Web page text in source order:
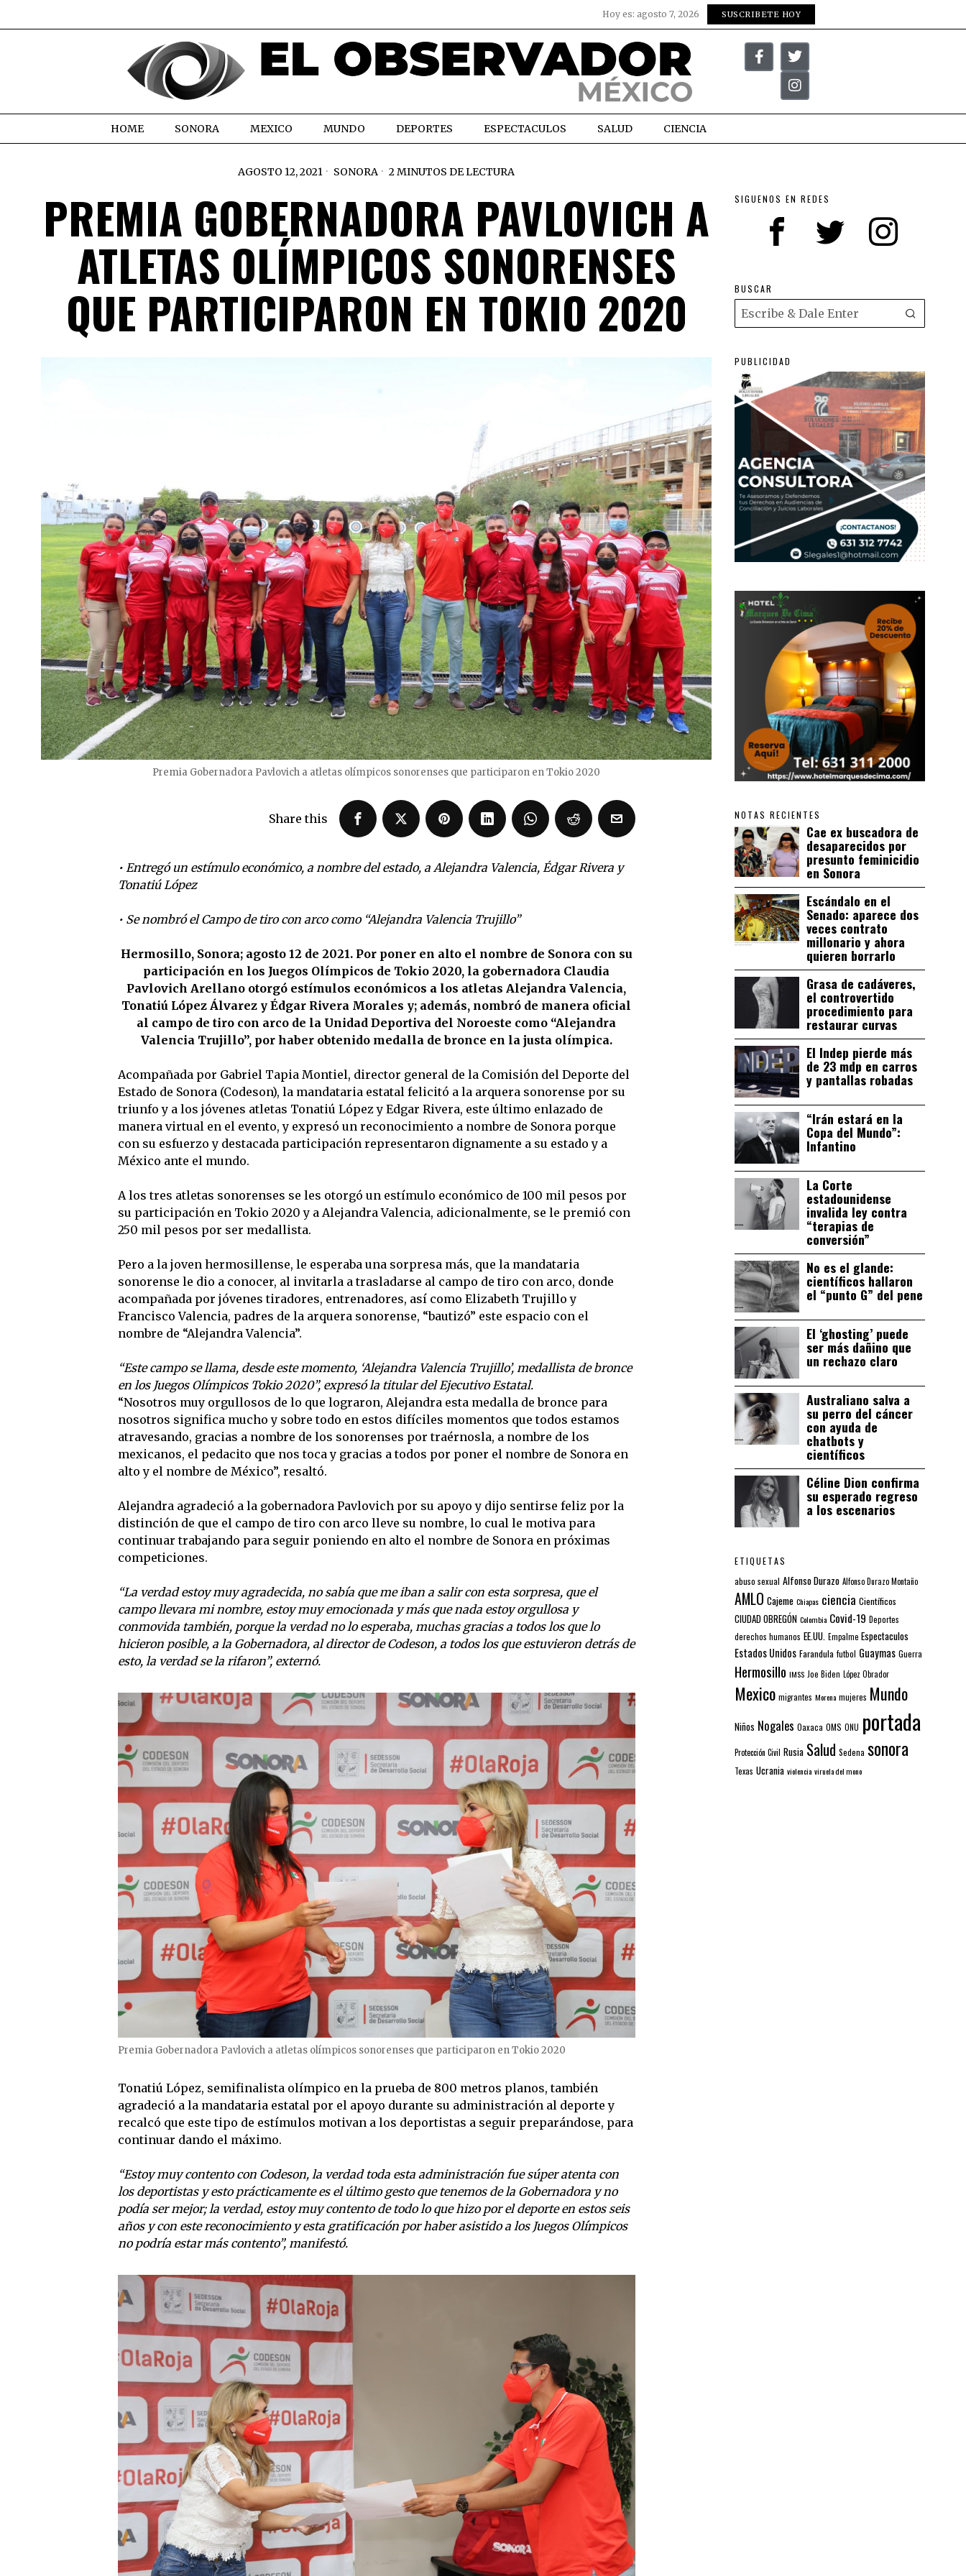
Hoy es: agosto 7, 2026 SUSCRIBETE HOY
HOME SONORA MEXICO MUNDO DEPORTES ESPECTACULOS SALUD CIENCIA
AGOSTO 12, 2021 SONORA 2 MINUTOS DE LECTURA
PREMIA GOBERNADORA PAVLOVICH A
ATLETAS OLÍMPICOS SONORENSES
QUE PARTICIPARON EN TOKIO 2020
Premia Gobernadora Pavlovich a atletas olímpicos sonorenses que participaron en Tokio 2020
Share this
• Entregó un estímulo económico, a nombre del estado, a Alejandra Valencia, Édgar Rivera y
Tonatiú López
• Se nombró el Campo de tiro con arco como “Alejandra Valencia Trujillo”
Hermosillo, Sonora; agosto 12 de 2021. Por poner en alto el nombre de Sonora con su
participación en los Juegos Olímpicos de Tokio 2020, la gobernadora Claudia
Pavlovich Arellano otorgó estímulos económicos a los atletas Alejandra Valencia,
Tonatiú López Álvarez y Édgar Rivera Morales y; además, nombró de manera oficial
al campo de tiro con arco de la Unidad Deportiva del Noroeste como “Alejandra
Valencia Trujillo”, por haber obtenido medalla de bronce en la justa olímpica.
Acompañada por Gabriel Tapia Montiel, director general de la Comisión del Deporte del
Estado de Sonora (Codeson), la mandataria estatal felicitó a la arquera sonorense por su
triunfo y a los jóvenes atletas Tonatiú López y Edgar Rivera, este último enlazado de
manera virtual en el evento, y expresó un reconocimiento a nombre de Sonora porque
con su esfuerzo y destacada participación representaron dignamente a su estado y a
México ante el mundo.
A los tres atletas sonorenses se les otorgó un estímulo económico de 100 mil pesos por
su participación en Tokio 2020 y a Alejandra Valencia, adicionalmente, se le premió con
250 mil pesos por ser medallista.
Pero a la joven hermosillense, le esperaba una sorpresa más, que la mandataria
sonorense le dio a conocer, al invitarla a trasladarse al campo de tiro con arco, donde
acompañada por jóvenes tiradores, entrenadores, así como Elizabeth Trujillo y
Francisco Valencia, padres de la arquera sonorense, “bautizó” este espacio con el
nombre de “Alejandra Valencia”.
“Este campo se llama, desde este momento, ‘Alejandra Valencia Trujillo’, medallista de bronce
en los Juegos Olímpicos Tokio 2020”, expresó la titular del Ejecutivo Estatal.
“Nosotros muy orgullosos de lo que lograron, Alejandra esta medalla de bronce para
nosotros significa mucho y sobre todo en estos difíciles momentos que todos estamos
atravesando, gracias a nombre de los sonorenses por traérnosla, a nombre de los
mexicanos, el pedacito que nos toca y gracias a todos por poner el nombre de Sonora en
alto y el nombre de México”, resaltó.
Alejandra agradeció a la gobernadora Pavlovich por su apoyo y dijo sentirse feliz por la
distinción de que el campo de tiro con arco lleve su nombre, lo cual le motiva para
continuar trabajando para seguir poniendo en alto el nombre de Sonora en próximas
competiciones.
“La verdad estoy muy agradecida, no sabía que me iban a salir con esta sorpresa, que el
campo llevara mi nombre, estoy muy emocionada y más que nada estoy orgullosa y
conmovida también, porque la verdad no lo esperaba, muchas gracias a todos los que lo
hicieron posible, a la Gobernadora, al director de Codeson, a todos los que estuvieron detrás de
esto, la verdad se la rifaron”, externó.
Premia Gobernadora Pavlovich a atletas olímpicos sonorenses que participaron en Tokio 2020
Tonatiú López, semifinalista olímpico en la prueba de 800 metros planos, también
agradeció a la mandataria estatal por el apoyo durante su administración al deporte y
recalcó que este tipo de estímulos motivan a los deportistas a seguir preparándose, para
continuar dando el máximo.
“Estoy muy contento con Codeson, la verdad toda esta administración fue súper atenta con
los deportistas y esto prácticamente es el último gesto que tenemos de la Gobernadora y no
podía ser mejor; la verdad, estoy muy contento de todo lo que hizo por el deporte en estos seis
años y con este reconocimiento y esta gratificación por haber asistido a los Juegos Olímpicos
no podría estar más contento”, manifestó.
SIGUENOS EN REDES
BUSCAR
PUBLICIDAD
NOTAS RECIENTES
Cae ex buscadora de
desaparecidos por
presunto feminicidio
en Sonora
Escándalo en el
Senado: aparece dos
veces contrato
millonario y ahora
quieren borrarlo
Grasa de cadáveres,
el controvertido
procedimiento para
restaurar curvas
El Indep pierde más
de 23 mdp en carros
y pantallas robadas
“Irán estará en la
Copa del Mundo”:
Infantino
La Corte
estadounidense
invalida ley contra
“terapias de
conversión”
No es el glande:
científicos hallaron
el “punto G” del pene
El ‘ghosting’ puede
ser más dañino que
un rechazo claro
Australiano salva a
su perro del cáncer
con ayuda de
chatbots y
científicos
Céline Dion confirma
su esperado regreso
a los escenarios
ETIQUETAS
abuso sexual Alfonso Durazo Alfonso Durazo Montaño
AMLO Cajeme Chiapas ciencia Científicos
CIUDAD OBREGÓN Colombia Covid-19 Deportes
derechos humanos EE.UU. Empalme Espectaculos
Estados Unidos Farandula futbol Guaymas Guerra
Hermosillo IMSS Joe Biden López Obrador
Mexico migrantes Morena mujeres Mundo
Niños Nogales Oaxaca OMS ONU portada
Protección Civil Rusia Salud Sedena sonora
Texas Ucrania violencia viruela del mono